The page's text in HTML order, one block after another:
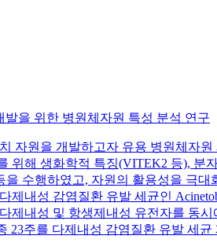
을 위한 병원체자원 특성 분석 연구
자원을 개발하고자 유용 병원체자
위해 생화학적 특징(VITEK2 등),
수행하였고, 자원의 활용성을 극
내성 감염질환 유발 세균인
내성 및 항생제내성 유전자를 동시에
종 23주를 다제내성 감염질환 유발